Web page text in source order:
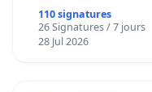
110 signatures
26 Signatures / 7 jours
28 Jul 2026